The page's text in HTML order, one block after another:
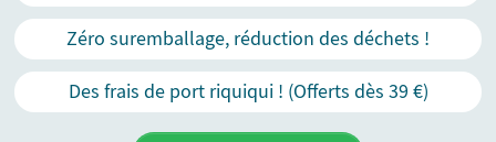
Zéro suremballage, réduction des déchets !
Des frais de port riquiqui ! (Offerts dès 39 €)